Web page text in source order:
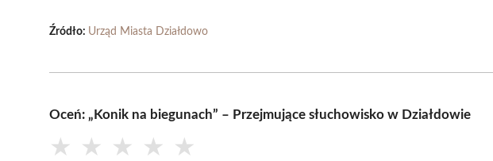
Źródło: Urząd Miasta Działdowo
Oceń: „Konik na biegunach” – Przejmujące słuchowisko w Działdowie
★ ★ ★ ★ ★